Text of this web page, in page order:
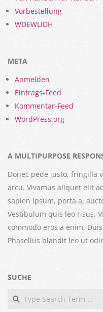
Vorbestellung
WDEWLIDH
META
Anmelden
Eintrags-Feed
Kommentar-Feed
WordPress.org
A MULTIPURPOSE
Donec pede justo, fringilla
arcu. Vivamus aliquet elit
sapien ipsum, porta a,
Vestibulum quis leo risus.
commodo eros a enim.
Phasellus blandit leo ut
SUCHE
Search